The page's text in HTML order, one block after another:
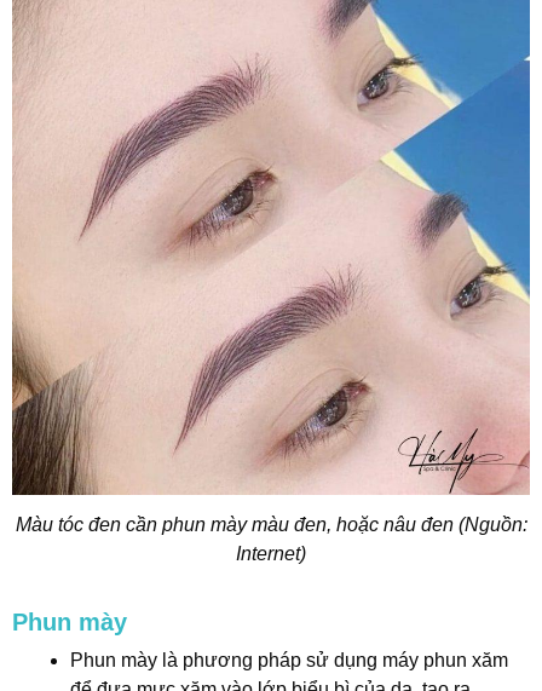
Màu tóc đen cần phun mày màu đen, hoặc nâu đen (Nguồn:
Internet)
Phun mày
Phun mày là phương pháp sử dụng máy phun xăm